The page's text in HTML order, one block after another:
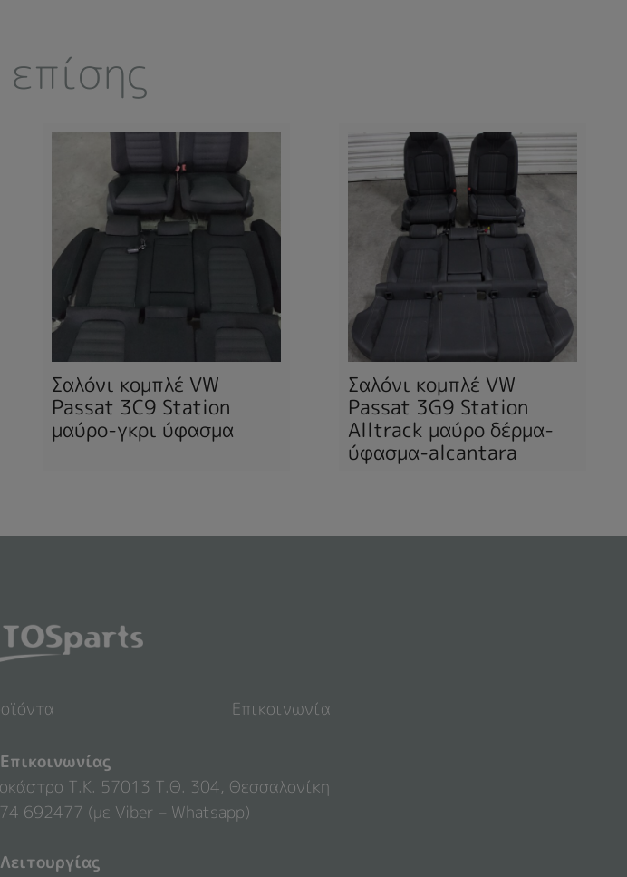
Σαλόνι κομπλέ VW
Passat 3C9 Station
μαύρο-γκρι ύφασμα
Σαλόνι κομπλέ VW
Passat 3G9 Station
Alltrack μαύρο δέρμα-
ύφασμα-alcantara
Επικοινωνία
Τ.Κ. 57013 Τ.Θ. 304, Θεσσαλονίκη
692477 (με Viber – Whatsapp)